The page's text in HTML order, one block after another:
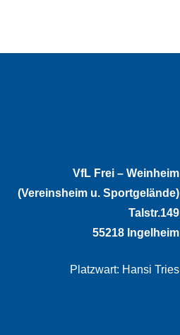
VfL Frei – Weinheim
(Vereinsheim u. Sportgelände)
Talstr.149
55218 Ingelheim
Platzwart: Hansi Tries